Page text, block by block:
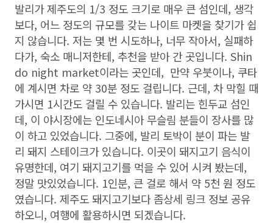
발리가 제주도의 1/3 정도 크기로 매우 큰 섬인데, 생각
보다, 어느 정도의 규모를 갖는 나이트 마켓을 찾기가 쉽
지 않습니다. 저는 몇 번 시도하나, 너무 작아서, 실패하
다가, 숙소 매니저한테, 추천을 받아 간 곳입니다. Shin
do night market이라는 곳인데, 만약 우붓이나, 쿠타
에 계시면 차로 약 30분 정도 걸립니다. 근데, 차 막힐 때
가시면 1시간도 걸릴 수 있습니다. 발리는 힌두교 섬인
데, 이 야시장에는 인도네시아 무슬림 분들이 장사를 많
이 하고 있었습니다. 그중에, 발리 토박이 분이 파는 발
리 돼지 스테이크가 있습니다. 이곳이 돼지고기 음식이
유명한데, 여기 돼지고기를 먹을 수 있어 시켜 봤는데,
정말 맛있었습니다. 1인분, 큰 걸로 해서 약 5천 원 정도
였습니다. 제주도 돼지고기보다 좀상세 링크 정보 공유
하오니, 여행에 활용하시면 되겠습니다.